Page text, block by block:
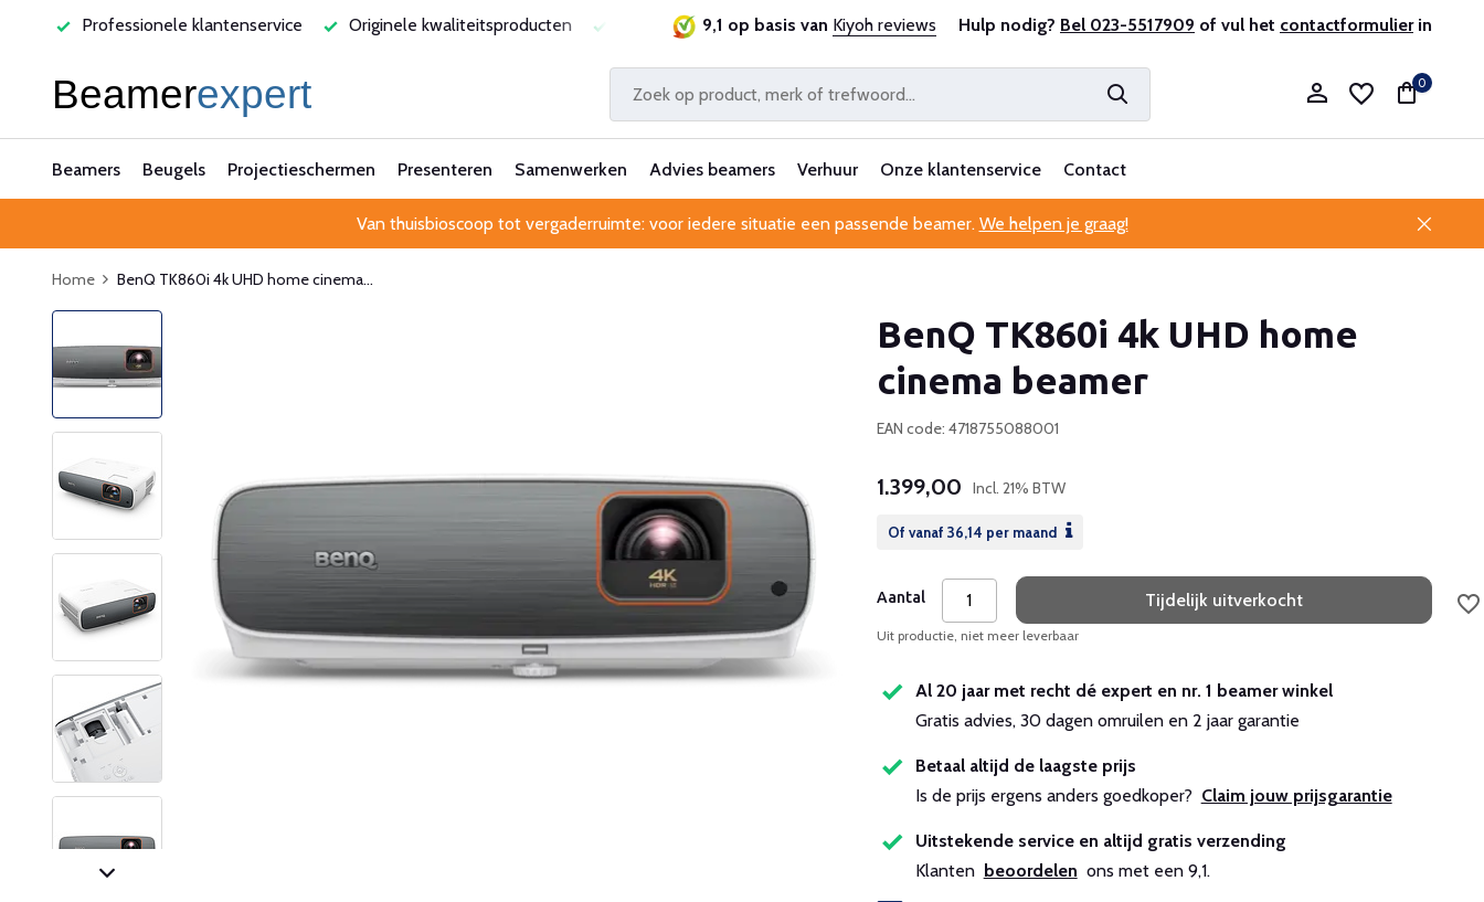
Professionele klantenservice Originele kwaliteitsproducten Laagste prijsgarantie Al 25 jaar betrouwbaar en ervaren Professionele klantenservice
9,1 op basis van Kiyoh reviews Hulp nodig? Bel 023-5517909 of vul het contactformulierin
Account aanmaken
0
Beamers Beugels Projectieschermen Presenteren Samenwerken Advies beamers Verhuur Onze klantenservice Contact
Van thuisbioscoop tot vergaderruimte: voor iedere situatie een passende beamer. We helpen je graag!
Home BenQ TK860i 4k UHD home cinema...
BenQ TK860i 4k UHD home
cinema beamer
EAN code: 4718755088001
1.399,00 Incl. 21% BTW
Of vanaf 36,14 per maand
Aantal Tijdelijk uitverkocht
Uit productie, niet meer leverbaar
Al 20 jaar met recht dé expert en nr. 1 beamer winkel
Gratis advies, 30 dagen omruilen en 2 jaar garantie
Betaal altijd de laagste prijs
Is de prijs ergens anders goedkoper? Claim jouw prijsgarantie
Uitstekende service en altijd gratis verzending
Klanten beoordelen ons met een 9,1.